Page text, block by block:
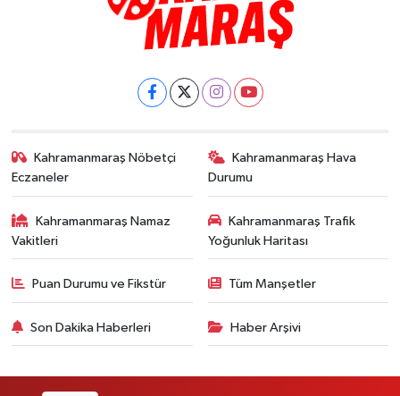
Kahramanmaraş Nöbetçi
Eczaneler
Kahramanmaraş Hava
Durumu
Kahramanmaraş Namaz
Vakitleri
Kahramanmaraş Trafik
Yoğunluk Haritası
Puan Durumu ve Fikstür Tüm Manşetler
Son Dakika Haberleri Haber Arşivi